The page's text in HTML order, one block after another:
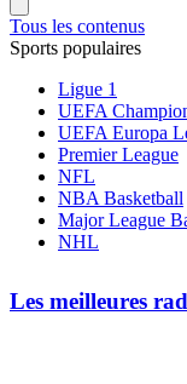
Tous les contenus
Sports populaires
Ligue 1
UEFA
UEFA Europa
Premier League
NFL
NBA Basketball
Major League
NHL
Les meilleures